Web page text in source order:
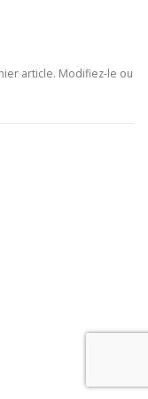
article. Modifiez-le ou